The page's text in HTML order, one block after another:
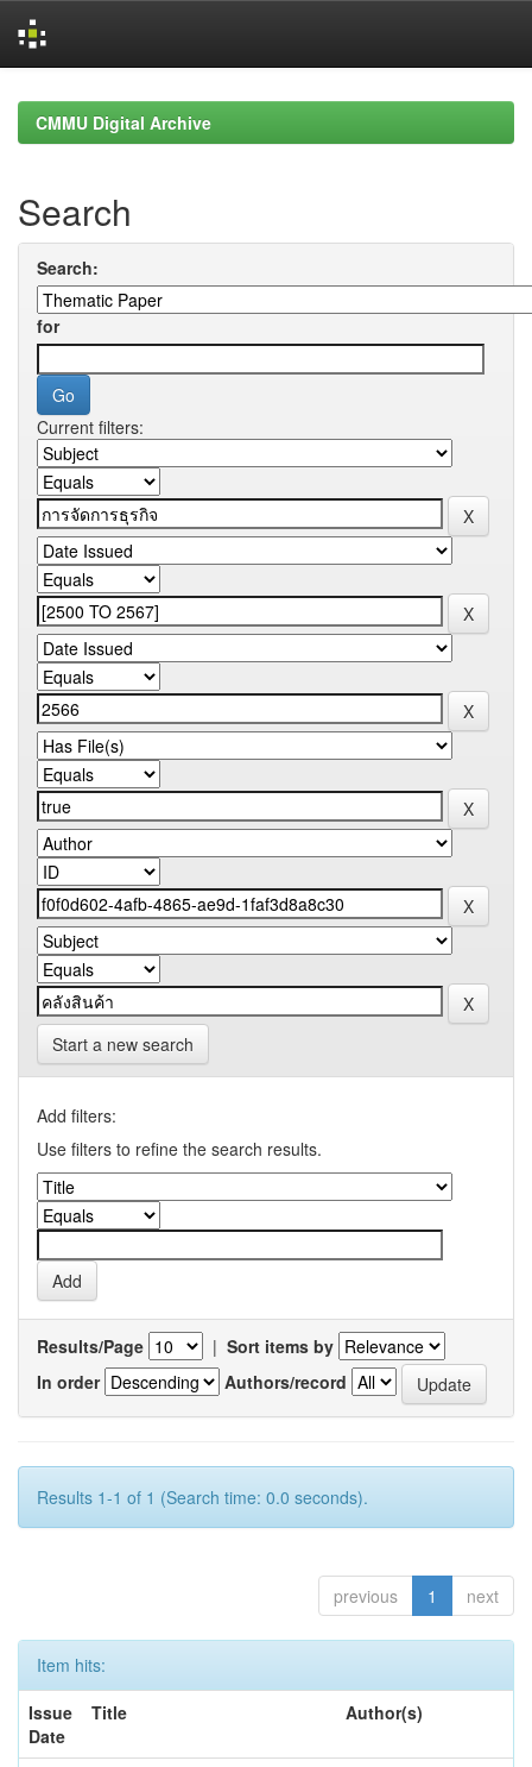
navigationCMMU Digital Archive
Search
Search:
for
Current filters:
Start a new search
Add filters:
Use filters to refine the search results.
Results/Page | Sort items by
In order
Authors/record
Results 1-1 of 1 (Search time: 0.0 seconds).
previous 1 next
Item hits:
Issue
Date
Title Author(s)